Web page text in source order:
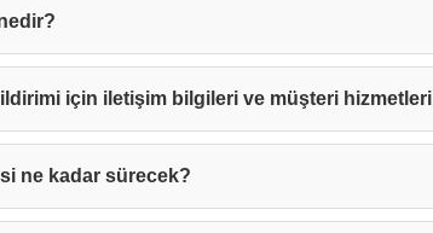
için iletişim bilgileri ve müşteri hizmetleri
ne kadar sürecek?